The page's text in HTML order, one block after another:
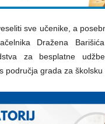
sve učenike, a
Dražena
za besplatne
područja grada za školsku